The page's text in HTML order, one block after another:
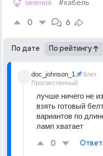
мнения #кабель
0 6
По дате По рейтингу
doc_johnson_1
Просветленный
8лет
лучше ничего не
взять готовый
вариантов по
ламп хватает
0